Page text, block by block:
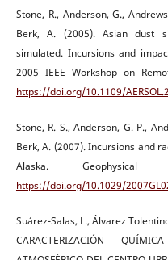
Stone, R., Anderson, G.,
Berk, A. (2005). Asian dust
simulated. Incursions and
2005 IEEE Workshop on
https://doi.org/10.1109/
Stone, R. S., Anderson, G. P.,
Berk, A. (2007). Incursions and
Alaska. Geophysical
https://doi.org/10.1029/
Suárez-Salas, L., Álvarez
CARACTERIZACIÓN